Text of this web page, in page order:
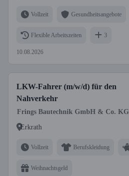
Vollzeit Gesundheitsangebote
Flexible Arbeitszeiten 3
10.08.2026
LKW-Fahrer (m/w/d) für den
Nahverkehr
Frings Bautechnik GmbH & Co. KG
Erkrath
Vollzeit Berufskleidung
Weihnachtsgeld